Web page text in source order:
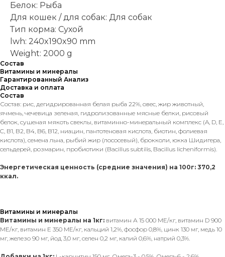
Белок: Рыба
Для кошек / для собак: Для собак
Тип корма: Сухой
lwh: 240x190x90 mm
Weight: 2000 g
Состав
Витамины и минералы
Гарантированный Анализ
Доставка и оплата
Состав
Состав: рис, дегидрированная белая рыба 22%, овес, жир животный,
ячмень, чечевица зеленая, гидролизованные мясные белки, рисовый
белок, сушеная мякоть свеклы, витаминно-минеральный комплекс (A, D, E,
C, B1, B2, B4, B6, B12, ниацин, пантотеновая кислота, биотин, фолиевая
кислота), семена льна, рыбий жир (лососевый), брокколи, юкка Шидигера,
сельдерей, розмарин, пробиотики (Bacillus subtilis, Bacillus licheniformis).
Энергетическая ценность (средние значения) на 100г: 370,2
ккал.
Витамины и минералы
Витамины и минералы на 1кг: витамин А 15 000 ME/кг, витамин D 900
ME/кг, витамин E 350 ME/кг, кальций 1,2%, фосфор 0,8%, цинк 130 мг, медь 10
мг, железо 90 мг, йод 3,0 мг, селен 0,2 мг, калий 0,6%, натрий 0,3%.